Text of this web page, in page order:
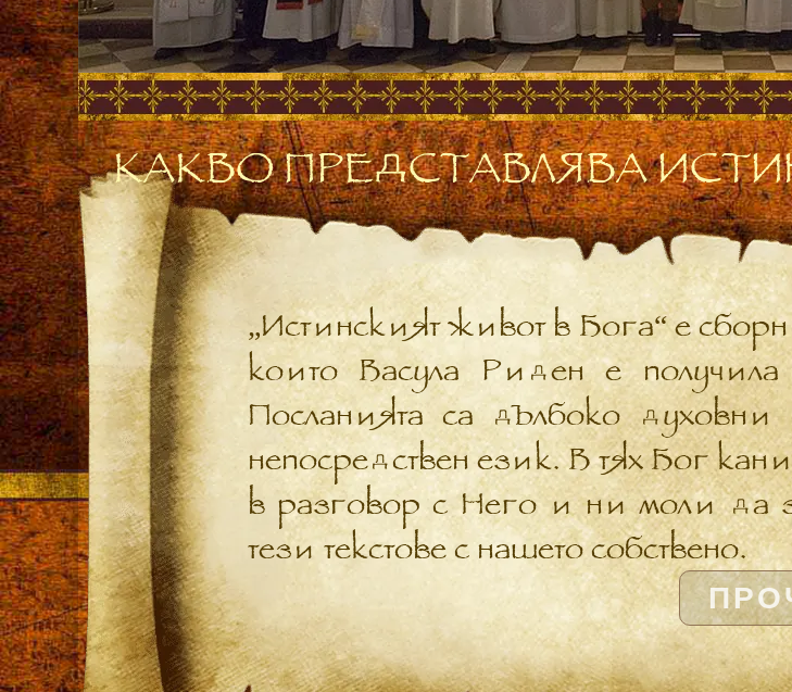
КАКВО ПРЕДСТАВЛЯВА
„Истинският живот в Бога“ е
които Васула Риден е
Посланията са дълбоко
непосредствен език. В тях Бог
в разговор с Него и ни моли да
тези текстове с нашето собствено.